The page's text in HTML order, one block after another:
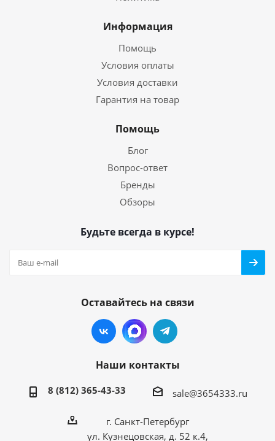
Информация
Помощь
Условия оплаты
Условия доставки
Гарантия на товар
Помощь
Блог
Вопрос-ответ
Бренды
Обзоры
Будьте всегда в курсе!
Оставайтесь на связи
Наши контакты
8 (812) 365-43-33 sale@3654333.ru
г. Санкт-Петербург
ул. Кузнецовская, д. 52 к.4,